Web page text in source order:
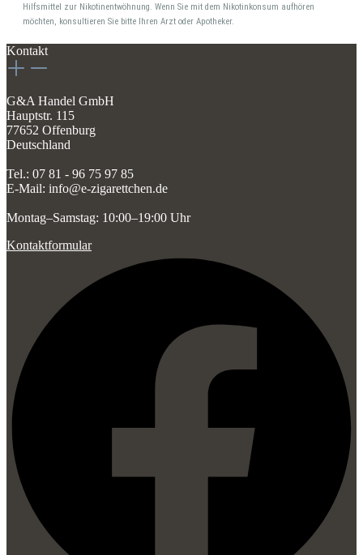
Hilfsmittel zur Nikotinentwöhnung. Wenn Sie mit dem Nikotinkonsum aufhören
möchten, konsultieren Sie bitte Ihren Arzt oder Apotheker.
Kontakt
G&A Handel GmbH
Hauptstr. 115
77652 Offenburg
Deutschland
Tel.: 07 81 - 96 75 97 85
E-Mail: info@e-zigarettchen.de
Montag–Samstag: 10:00–19:00 Uhr
Kontaktformular